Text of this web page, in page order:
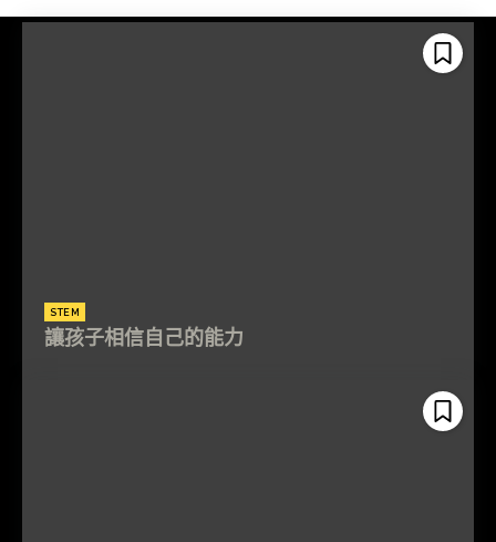
STEM
讓孩子相信自己的能力